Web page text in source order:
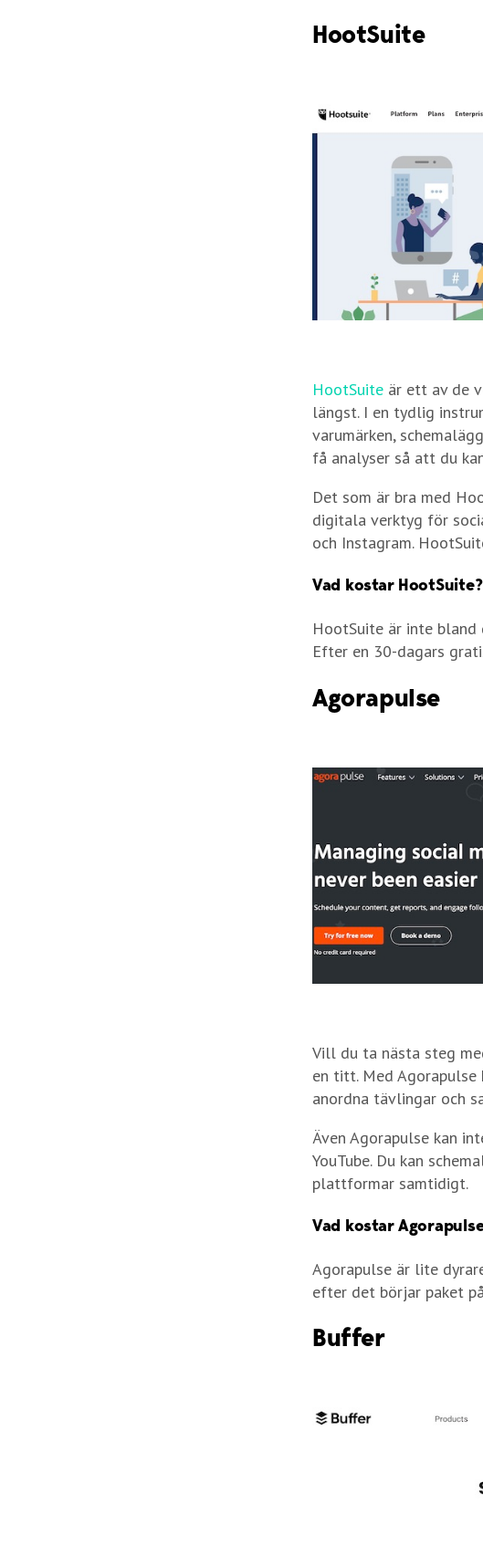
HootSuite
HootSuite är ett av de
längst. I en tydlig
varumärken,
få analyser så att du
Det som är bra med
digitala verktyg för
och Instagram.
Vad kostar HootSuite?
HootSuite är inte
Efter en 30-dagars
Agorapulse
Vill du ta nästa steg
en titt. Med Agorapulse
anordna tävlingar och
Även Agorapulse kan
YouTube. Du kan
plattformar samtidigt.
Vad kostar
Agorapulse är lite
efter det börjar paket
Buffer